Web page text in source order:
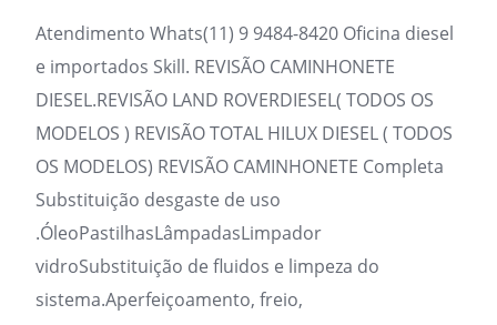
Atendimento Whats(11) 9 9484-8420 Oficina diesel
e importados Skill. REVISÃO CAMINHONETE
DIESEL.REVISÃO LAND ROVERDIESEL( TODOS OS
MODELOS ) REVISÃO TOTAL HILUX DIESEL ( TODOS
OS MODELOS) REVISÃO CAMINHONETE Completa
Substituição desgaste de uso
.ÓleoPastilhasLâmpadasLimpador
vidroSubstituição de fluidos e limpeza do
sistema.Aperfeiçoamento, freio,